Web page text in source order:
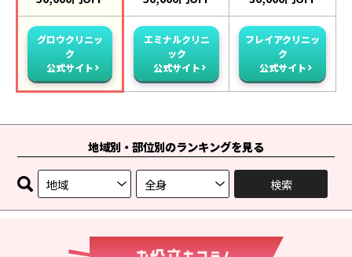
グロウクリニッ
ク
公式サイト
エミナルクリニ
ック
公式サイト
フレイアクリニッ
ク
公式サイト
地域別・部位別のランキングを見る